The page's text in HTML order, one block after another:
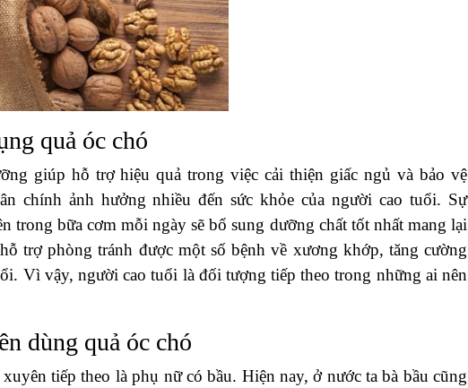
quả óc chó
giúp hỗ trợ hiệu quả trong việc cải thiện giấc ngủ và bảo vệ
chính ảnh hưởng nhiều đến sức khỏe của người cao tuổi. Sự
trong bữa cơm mỗi ngày sẽ bổ sung dưỡng chất tốt nhất mang lại
trợ phòng tránh được một số bệnh về xương khớp, tăng cường
Vì vậy, người cao tuổi là đối tượng tiếp theo trong những ai nên
dùng quả óc chó
tiếp theo là phụ nữ có bầu. Hiện nay, ở nước ta bà bầu cũng